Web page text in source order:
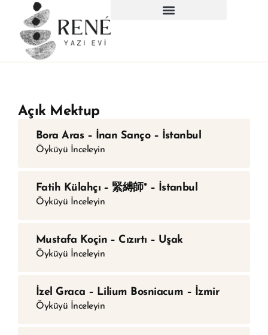
Açık Mektup
Bora Aras – İnan Sanço – İstanbul
Öyküyü İnceleyin
Fatih Külahçı – 緊縛師* – İstanbul
Öyküyü İnceleyin
Mustafa Koçin – Cızırtı – Uşak
Öyküyü İnceleyin
İzel Graca – Lilium Bosniacum – İzmir
Öyküyü İnceleyin